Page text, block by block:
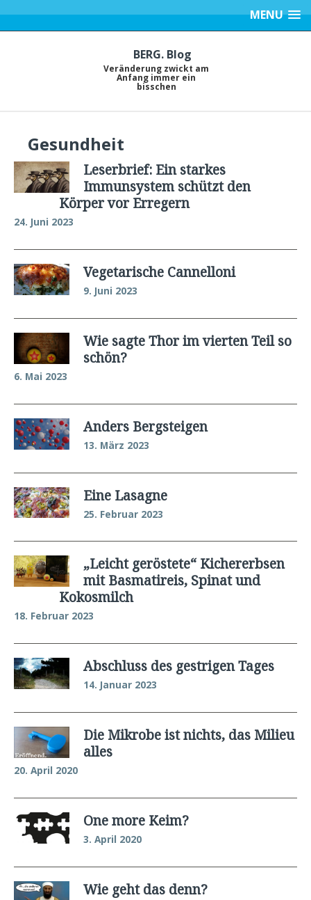
MENU
BERG. Blog
Veränderung zwickt am
Anfang immer ein
bisschen
Gesundheit
Leserbrief: Ein starkes
Immunsystem schützt den
Körper vor Erregern
24. Juni 2023
Vegetarische Cannelloni
9. Juni 2023
Wie sagte Thor im vierten Teil so
schön?
6. Mai 2023
Anders Bergsteigen
13. März 2023
Eine Lasagne
25. Februar 2023
„Leicht geröstete“ Kichererbsen
mit Basmatireis, Spinat und
Kokosmilch
18. Februar 2023
Abschluss des gestrigen Tages
14. Januar 2023
Die Mikrobe ist nichts, das Milieu
alles
20. April 2020
One more Keim?
3. April 2020
Wie geht das denn?